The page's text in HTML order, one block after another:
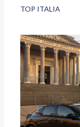
TOP ITALIA